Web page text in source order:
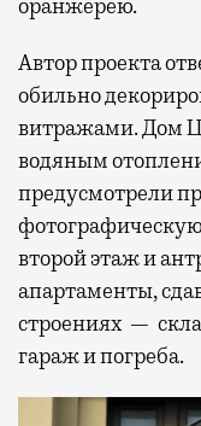
оранжерею.
Автор проекта
обильно
витражами. Дом
водяным
предусмотрели
второй этаж и
апартаменты,
строениях —
гараж и погреба.